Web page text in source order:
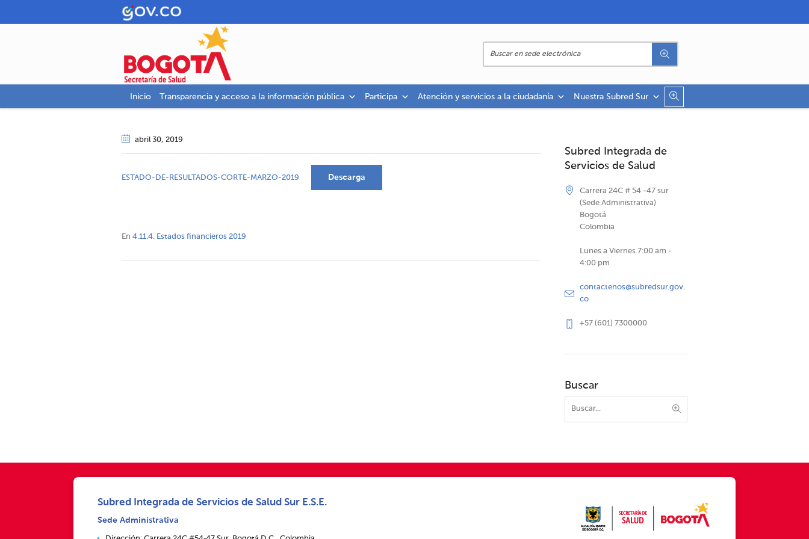
Inicio Transparencia y acceso a la información pública Participa Atención y servicios a la ciudadanía Nuestra Subred Sur
abril 30, 2019
ESTADO-DE-RESULTADOS-CORTE-MARZO-2019 Descarga
En 4.11.4. Estados financieros 2019
Subred Integrada de
Servicios de Salud
Carrera 24C # 54 -47 sur
(Sede Administrativa)
Bogotá
Colombia
Lunes a Viernes 7:00 am -
4:00 pm
contactenos@subredsur.gov.
co
+57 (601) 7300000
Buscar
Subred Integrada de Servicios de Salud Sur E.S.E.
Sede Administrativa